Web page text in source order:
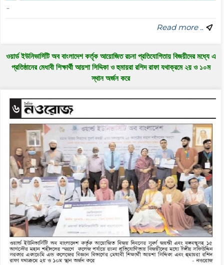
..
Read more ..
ওয়ার্ড ইউনিভার্সিটি অব বাংলাদেশ কর্তৃক আয়োজিত রচনা প্রতিযোগিতায় বিজয়ীদের মধ্যে এ
প্রতিষ্ঠানের মেধাবী শিক্ষার্থী আয়শা সিদ্দিকা ও হুমায়রা রশিদ রাফা যথাক্রমে ২য় ও ১০ম
স্থান অর্জন করে